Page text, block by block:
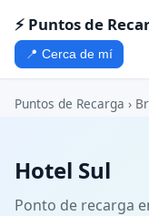
⚡ Puntos de
📍 Cerca de mí
Puntos de Recarga ›
Hotel Sul
Ponto de recarga